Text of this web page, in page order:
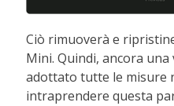
Ciò rimuoverà e
Mini. Quindi, ancora
adottato tutte le misure
intraprendere questa